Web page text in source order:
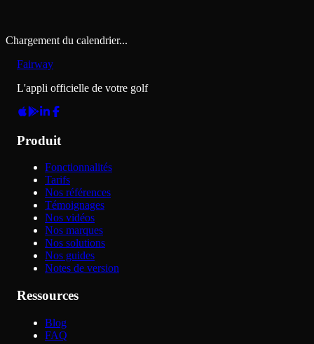
Chargement du calendrier...
Fairway
L'appli officielle de votre golf
Produit
Fonctionnalités
Tarifs
Nos références
Témoignages
Nos vidéos
Nos marques
Nos solutions
Nos guides
Notes de version
Ressources
Blog
FAQ